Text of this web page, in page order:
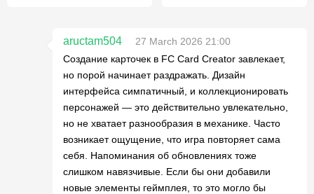
aructam504
27 March 2026 21:00
Создание карточек в FC Card Creator завлекает,
но порой начинает раздражать. Дизайн
интерфейса симпатичный, и коллекционировать
персонажей — это действительно увлекательно,
но не хватает разнообразия в механике. Часто
возникает ощущение, что игра повторяет сама
себя. Напоминания об обновлениях тоже
слишком навязчивые. Если бы они добавили
новые элементы геймплея, то это могло бы